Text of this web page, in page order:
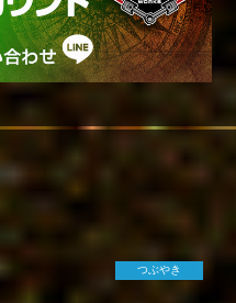
つぶやき